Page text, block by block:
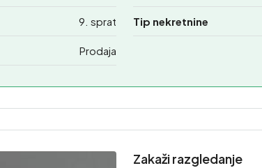
9. sprat Tip nekretnine
Prodaja
Zakaži razgledanje